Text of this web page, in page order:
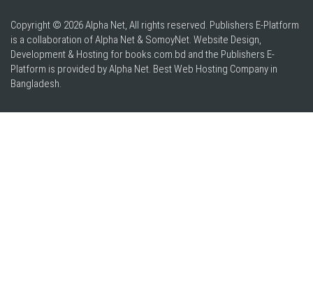
Copyright © 2026 Alpha Net, All rights reserved. Publishers E-Platform
is a collaboration of Alpha Net & SomoyNet. Website Design,
Development & Hosting for books.com.bd and the Publishers E-
Platform is provided by Alpha Net. BestWeb Hosting Company in
Bangladesh.